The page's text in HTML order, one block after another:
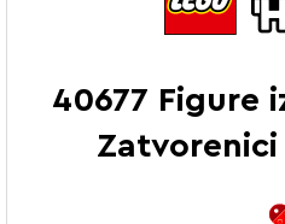
40677 Figure
Zatvorenici